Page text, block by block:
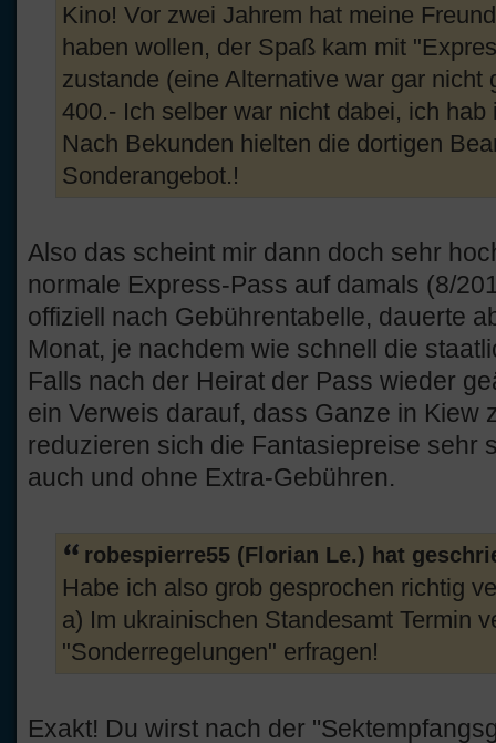
Kino! Vor zwei Jahrem hat meine
haben wollen, der Spaß kam mit
zustande (eine Alternative war gar nicht
400.- Ich selber war nicht dabei, ich
Nach Bekunden hielten die dortigen
Sonderangebot.!
Also das scheint mir dann doch sehr
normale Express-Pass auf damals (8/
offiziell nach Gebührentabelle, dauerte
Monat, je nachdem wie schnell die
Falls nach der Heirat der Pass wieder
ein Verweis darauf, dass Ganze in Kiew
reduzieren sich die Fantasiepreise sehr
auch und ohne Extra-Gebühren.
robespierre55 (Florian Le.) hat
Habe ich also grob gesprochen richtig
a) Im ukrainischen Standesamt Termin
"Sonderregelungen" erfragen!
Exakt! Du wirst nach der